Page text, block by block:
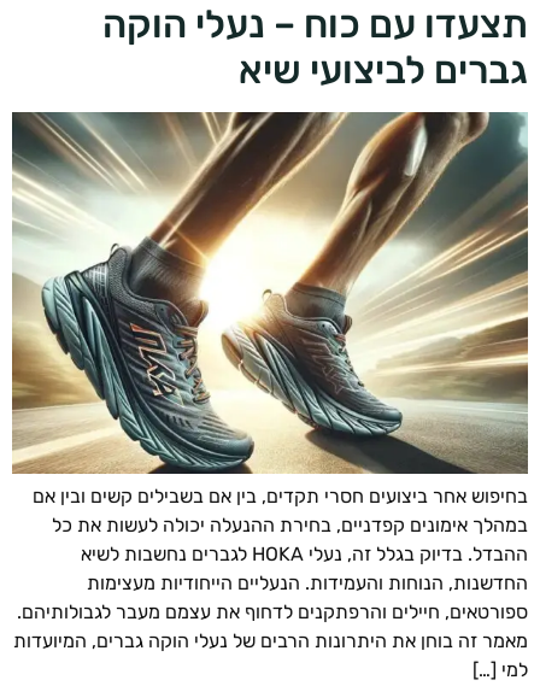
עם כוח – נעלי הוקה
לביצועי שיא
אחר ביצועים חסרי תקדים, בין אם בשבילים קשים ובין אם
אימונים קפדניים, בחירת ההנעלה יכולה לעשות את כל
ההבדל. בדיוק בגלל זה, נעלי HOKA לגברים נחשבות לשיא
הנוחות והעמידות. הנעליים הייחודיות מעצימות
חיילים והרפתקנים לדחוף את עצמם מעבר לגבולותיהם.
זה בוחן את היתרונות הרבים של נעלי הוקה גברים, המיועדות
[…]